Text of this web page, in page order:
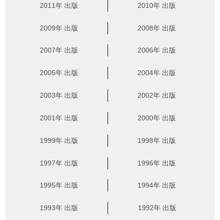
2011年 出版 2010年 出版
2009年 出版 2008年 出版
2007年 出版 2006年 出版
2005年 出版 2004年 出版
2003年 出版 2002年 出版
2001年 出版 2000年 出版
1999年 出版 1998年 出版
1997年 出版 1996年 出版
1995年 出版 1994年 出版
1993年 出版 1992年 出版